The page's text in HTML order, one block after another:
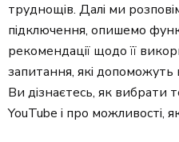
труднощів. Далі ми
підключення, опишемо
рекомендації щодо її
запитання, які допоможуть
Ви дізнаєтесь, як вибрати
YouTube і про можливості,